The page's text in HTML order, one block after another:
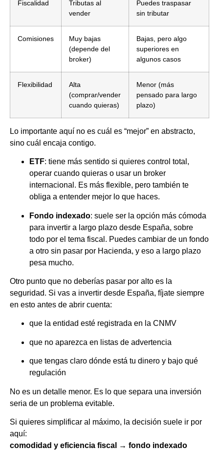
Fiscalidad
Tributas al
vender
Puedes traspasar
sin tributar
Comisiones
Muy bajas
(depende del
broker)
Bajas, pero algo
superiores en
algunos casos
Flexibilidad
Alta
(comprar/vender
cuando quieras)
Menor (más
pensado para largo
plazo)
Lo importante aquí no es cuál es “mejor” en abstracto,
sino cuál encaja contigo.
ETF: tiene más sentido si quieres control total,
operar cuando quieras o usar un broker
internacional. Es más flexible, pero también te
obliga a entender mejor lo que haces.
Fondo indexado: suele ser la opción más cómoda
para invertir a largo plazo desde España, sobre
todo por el tema fiscal. Puedes cambiar de un fondo
a otro sin pasar por Hacienda, y eso a largo plazo
pesa mucho.
Otro punto que no deberías pasar por alto es la
seguridad. Si vas a invertir desde España, fíjate siempre
en esto antes de abrir cuenta:
que la entidad esté registrada en la CNMV
que no aparezca en listas de advertencia
que tengas claro dónde está tu dinero y bajo qué
regulación
No es un detalle menor. Es lo que separa una inversión
seria de un problema evitable.
Si quieres simplificar al máximo, la decisión suele ir por
aquí:
comodidad y eficiencia fiscal → fondo indexado